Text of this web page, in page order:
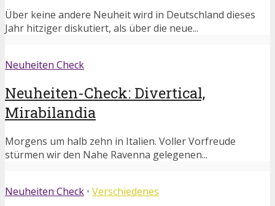
Über keine andere Neuheit wird in Deutschland dieses
Jahr hitziger diskutiert, als über die neue...
Neuheiten Check
Neuheiten-Check: Divertical,
Mirabilandia
Morgens um halb zehn in Italien. Voller Vorfreude
stürmen wir den Nahe Ravenna gelegenen...
Neuheiten Check • Verschiedenes